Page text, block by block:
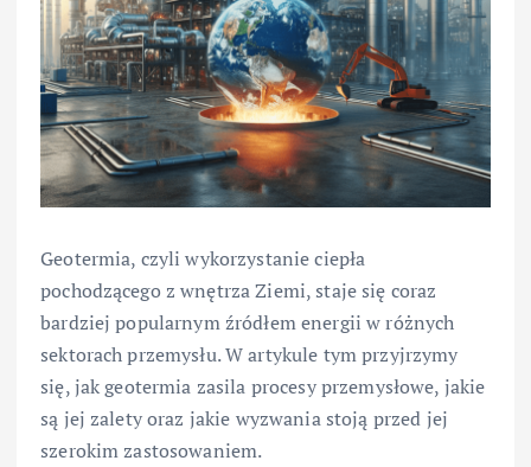
Geotermia, czyli wykorzystanie ciepła
pochodzącego z wnętrza Ziemi, staje się coraz
bardziej popularnym źródłem energii w różnych
sektorach przemysłu. W artykule tym przyjrzymy
się, jak geotermia zasila procesy przemysłowe, jakie
są jej zalety oraz jakie wyzwania stoją przed jej
szerokim zastosowaniem.